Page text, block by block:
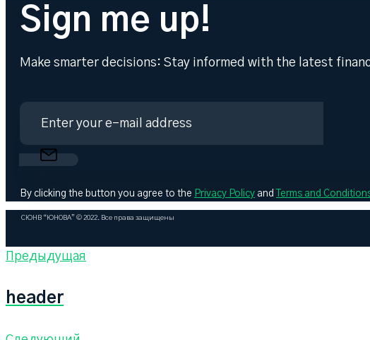
Sign me up!
Make smarter decisions: Stay informed with the latest
By clicking the button you agree to the Privacy Policy and Terms and
СЮНВ “ЮНОВА” © 2022. Все права защищены
Навигация
записям
Предыдущая
Предыдущая
header